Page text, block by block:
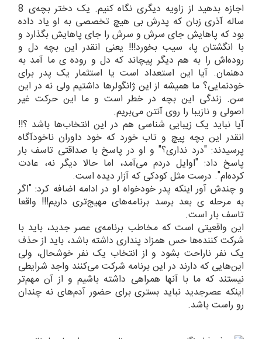
اجازه بدهید از زاویه دیگری نگاه کنیم. یک دختر بچه‌ی 8
ساله آذری زبان که پدرش بی هیچ تخصصی به او یاد داده
بود که پاهایش جای سرش و سرش را جای پاهایش بگذارد و
با انگشتان پا، سیب بخورد!!! یعنی انقدر این بچه دل و
روده‌اش را به هم دیگر پیچاند که دل و روده ی ما آمد به
دهنمان. آیا این استعداد است یا استثمار یک پدر برای
خودنمایی؟ ما همیشه از این ژانگولرها داشتیم ولی نه در این
سن. زندگی این بچه در خطر است و ما این حرکت غیر
اصولی و نازیبا را روی آنتن می‌بریم.
آیا نباید یک زیبایی شناسی هم در این انتخاب‌ها باشد ؟!!
انقدر این بچه پیچ و تاب خورد که خود داوران ناخودآگاه
پرسیدند: "درد نداری؟" و او در پاسخ با صداقتی تاسف بار
پاسخ داد: "اوایل دردم می‌آمد، اما حالا دیگر نه، عادت
کرده‌ام". درست مثل کودکی که آزار دیده است.
و چندش آور اینکه پدر خودخواه او در ادامه اضافه کرد: "اگر
به مرحله ی بعد برسد برنامه‌های مهیج‌تری داریم!!! واقعا
تاسف بار است.
این واقعیتی است که مخاطب برنامه‌ی عصر جدید، باید با
شرکت کننده‌ها حس همزاد پنداری داشته باشد، باید از حذف
یک نفر ناراحت بشود و از انتخاب یک نفر خوشحال، ولی
این‌هایی که دارند در این برنامه شرکت می‌کنند واجد شرایطی
نیستند که ما با آنها همراهی داشته باشیم و از آن مهم‌تر
اینکه عصرجدید نباید بستری برای حضور آدم‌های نه چندان
رو راست باشد.